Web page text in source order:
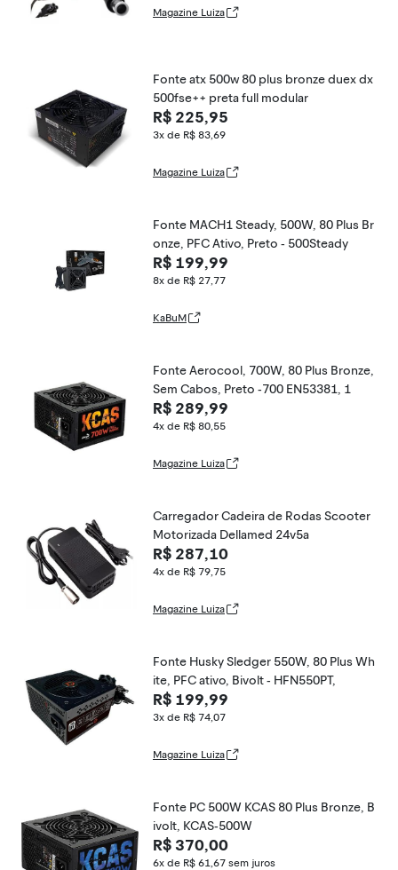
Magazine Luiza
Fonte atx 500w 80 plus bronze duex dx
500fse++ preta full modular
R$ 225,95
3x de R$ 83,69
Magazine Luiza
Fonte MACH1 Steady, 500W, 80 Plus Br
onze, PFC Ativo, Preto - 500Steady
R$ 199,99
8x de R$ 27,77
KaBuM
Fonte Aerocool, 700W, 80 Plus Bronze,
Sem Cabos, Preto -700 EN53381, 1
R$ 289,99
4x de R$ 80,55
Magazine Luiza
Carregador Cadeira de Rodas Scooter
Motorizada Dellamed 24v5a
R$ 287,10
4x de R$ 79,75
Magazine Luiza
Fonte Husky Sledger 550W, 80 Plus Wh
ite, PFC ativo, Bivolt - HFN550PT,
R$ 199,99
3x de R$ 74,07
Magazine Luiza
Fonte PC 500W KCAS 80 Plus Bronze, B
ivolt, KCAS-500W
R$ 370,00
6x de R$ 61,67 sem juros